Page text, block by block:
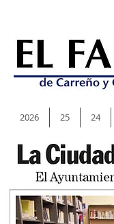
2026 25 24